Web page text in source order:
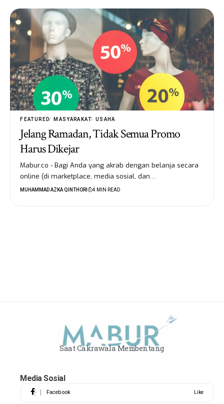
FEATURED MASYARAKAT USAHA
Jelang Ramadan, Tidak Semua Promo
Harus Dikejar
Mabur.co - Bagi Anda yang akrab dengan belanja secara
online (di marketplace, media sosial, dan…
MUHAMMAD AZKA QINTHORI 4 MIN READ
Saat Cakrawala Membentang
Media Sosial
Facebook Like